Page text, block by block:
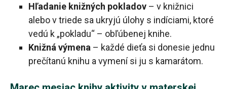
Hľadanie knižných pokladov – v knižnici
alebo v triede sa ukryjú úlohy s indíciami, ktoré
vedú k „pokladu“ – obľúbenej knihe.
Knižná výmena – každé dieťa si donesie jednu
prečítanú knihu a vymení si ju s kamarátom.